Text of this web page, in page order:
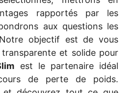
rapportés par les
aux questions les
objectif est de vous
et solide pour
est le partenaire idéal
de perte de poids.